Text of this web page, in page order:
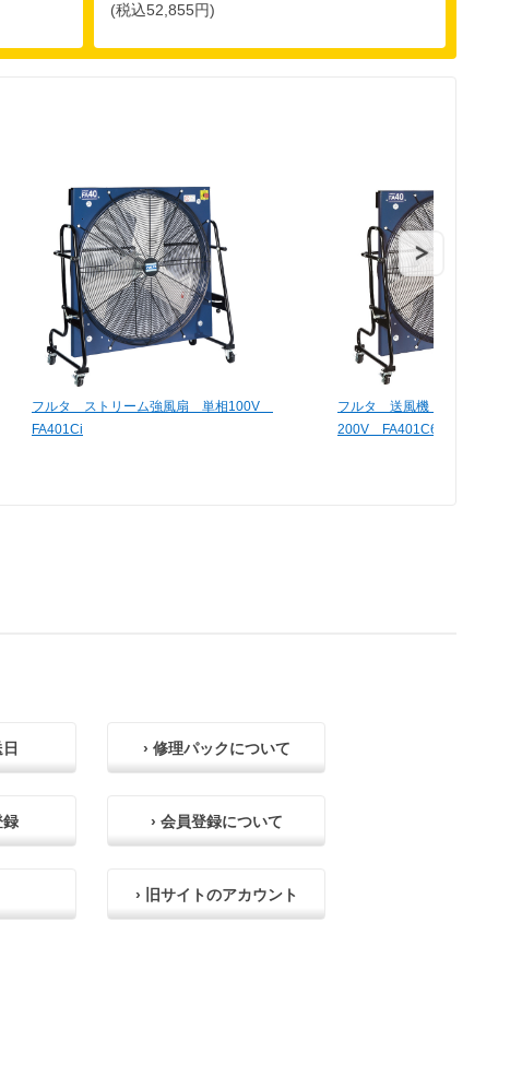
(税込52,855円)
フルタ ストリーム強風扇 単相100V
FA401Ci
フルタ 送風機 ストリーム
200V FA401C6
› 修理パックについて
録 › 会員登録について
› 旧サイトのアカウント